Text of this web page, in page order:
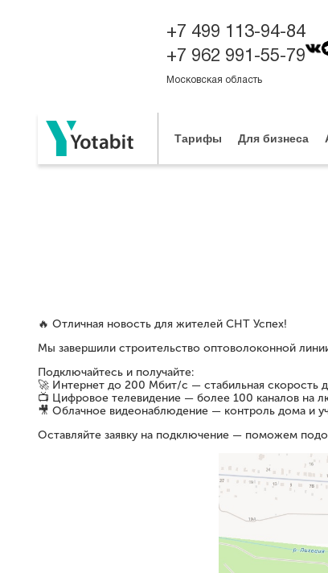
+7 499 113-94-84
+7 962 991-55-79
Московская область
Тарифы Для бизнеса
🔥 Отличная новость для жителей СНТ Успех!
Мы завершили строительство оптоволоконной
Подключайтесь и получайте:
🚀 Интернет до 200 Мбит/с — стабильная скорость
📺 Цифровое телевидение — более 100 каналов на
🎥 Облачное видеонаблюдение — контроль дома и
Оставляйте заявку на подключение — поможем